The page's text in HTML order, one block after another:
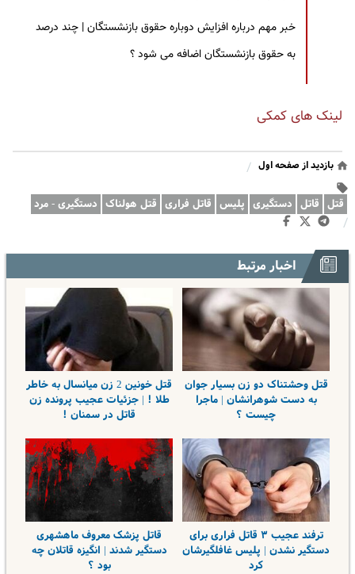
خبر مهم درباره افزایش دوباره حقوق بازنشستگان | چند درصد
به حقوق بازنشستگان اضافه می شود ؟
لینک های کمکی
بازدید از صفحه اول /
قتل قاتل دستگیری پلیس قاتل فراری قتل هولناک دستگیری - مرد
/
اخبار مرتبط
قتل وحشتناک دو زن بسیار جوان
به دست شوهرانشان | ماجرا
چیست ؟
قتل خونین 2 زن میانسال به خاطر
طلا ! | جزئیات عجیب پرونده زن
قاتل در سمنان !
ترفند عجیب ۳ قاتل فراری برای
دستگیر نشدن | پلیس غافلگیرشان
کرد
قاتل پزشک معروف ماهشهری
دستگیر شدند | انگیزه قاتلان چه
بود ؟